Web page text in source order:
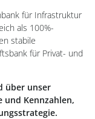
für Infrastruktur
als 100%-
stabile
für Privat- und
über unser
und Kennzahlen,